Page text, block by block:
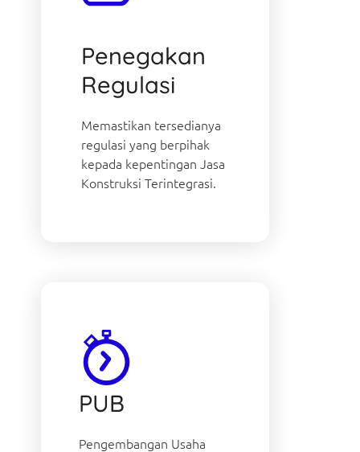
Penegakan
Regulasi
Memastikan tersedianya
regulasi yang berpihak
kepada kepentingan Jasa
Konstruksi Terintegrasi.
PUB
Pengembangan Usaha